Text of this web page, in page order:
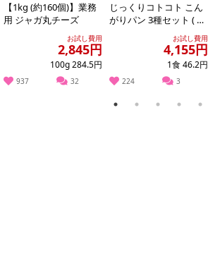
【とろとろチーズハンバーグ】
【1kg (約160個)】業務
用 ジャガ丸チーズ
お試し費用
2,845円
100g 284.5円
937 32
じっくりコトコト こん
がりパン 3種セット ( 濃
厚コーンポタージュ /
お試し費用
4,155円
1食 46.2円
224 3
1 2 3 4 5